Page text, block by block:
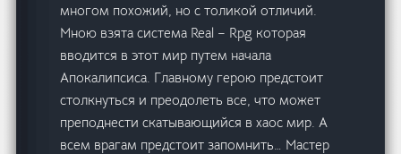
многом похожий, но с толикой отличий.
Мною взята система Real – Rpg которая
вводится в этот мир путем начала
Апокалипсиса. Главному герою предстоит
столкнуться и преодолеть все, что может
преподнести скатывающийся в хаос мир. А
всем врагам предстоит запомнить… Мастер